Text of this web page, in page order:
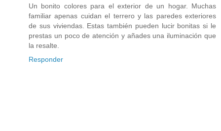
Un bonito colores para el exterior de un hogar. Muchas
familiar apenas cuidan el terrero y las paredes exteriores
de sus viviendas. Estas también pueden lucir bonitas si le
prestas un poco de atención y añades una iluminación que
la resalte.
Responder